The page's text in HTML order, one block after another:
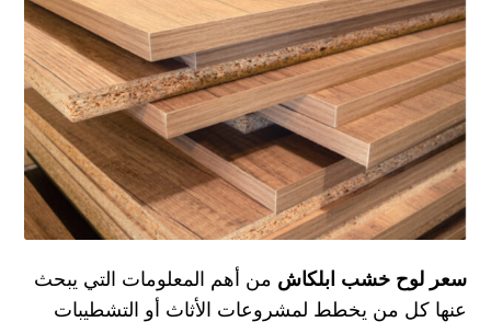
سعر لوح خشب ابلكاش من أهم المعلومات التي يبحث
عنها كل من يخطط لمشروعات الأثاث أو التشطيبات